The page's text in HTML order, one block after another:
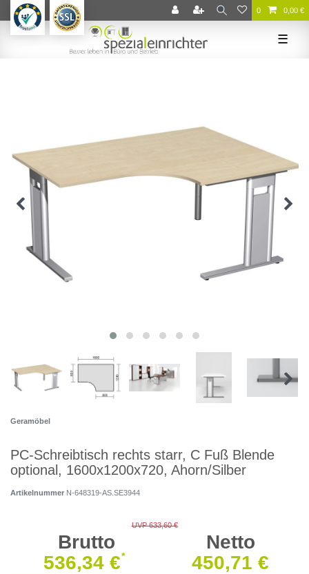
0 0,00 €
☰
Geramöbel
PC-Schreibtisch rechts starr, C Fuß Blende
optional, 1600x1200x720, Ahorn/Silber
Artikelnummer N-648319-AS.SE3944
UVP 633,60 €
Brutto
Netto
536,34 €
* 450,71 €